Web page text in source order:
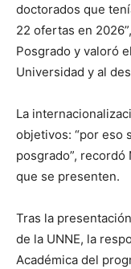
doctorados que
22 ofertas en
Posgrado y valoró
Universidad y al
La
objetivos: “por eso
posgrado”,
que se presenten.
Tras la
de la UNNE, la
Académica del